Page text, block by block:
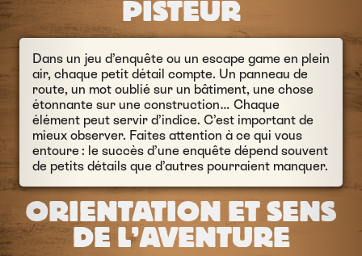
PISTEUR
Dans un jeu d’enquête ou un escape game en plein
air, chaque petit détail compte. Un panneau de
route, un mot oublié sur un bâtiment, une chose
étonnante sur une construction… Chaque
élément peut servir d’indice. C’est important de
mieux observer. Faites attention à ce qui vous
entoure : le succès d’une enquête dépend souvent
de petits détails que d’autres pourraient manquer.
ORIENTATION ET SENS
DE L’AVENTURE